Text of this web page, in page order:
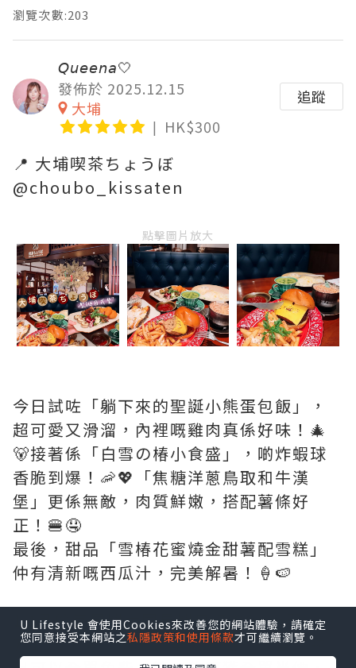
瀏覽次數:203
𝘘𝘶𝘦𝘦𝘯𝘢🤍
發佈於 2025.12.15
大埔
HK$300
追蹤
📍 大埔喫茶ちょうぼ
@choubo_kissaten
點擊圖片放大
今日試咗「躺下來的聖誕小熊蛋包飯」，
超可愛又滑溜，內裡嘅雞肉真係好味！🎄
🐻接著係「白雪の椿小食盛」，啲炸蝦球
香脆到爆！🦐💖「焦糖洋蔥鳥取和牛漢
堡」更係無敵，肉質鮮嫩，搭配薯條好
正！🍔🤤
最後，甜品「雪椿花蜜燒金甜薯配雪糕」
仲有清新嘅西瓜汁，完美解暑！🍦🍉
𝟣𝟤月份每星期六同星期日 𝟩:𝟢𝟢𝗉𝗆至
𝟩:𝟣𝟧𝗉𝗆有《劍玉之爭大考驗》，首位勝
U Lifestyle 會使用Cookies來改善您的網站體驗，請確定
您同意接受本網站之私隱政策和使用條款才可繼續瀏覽。